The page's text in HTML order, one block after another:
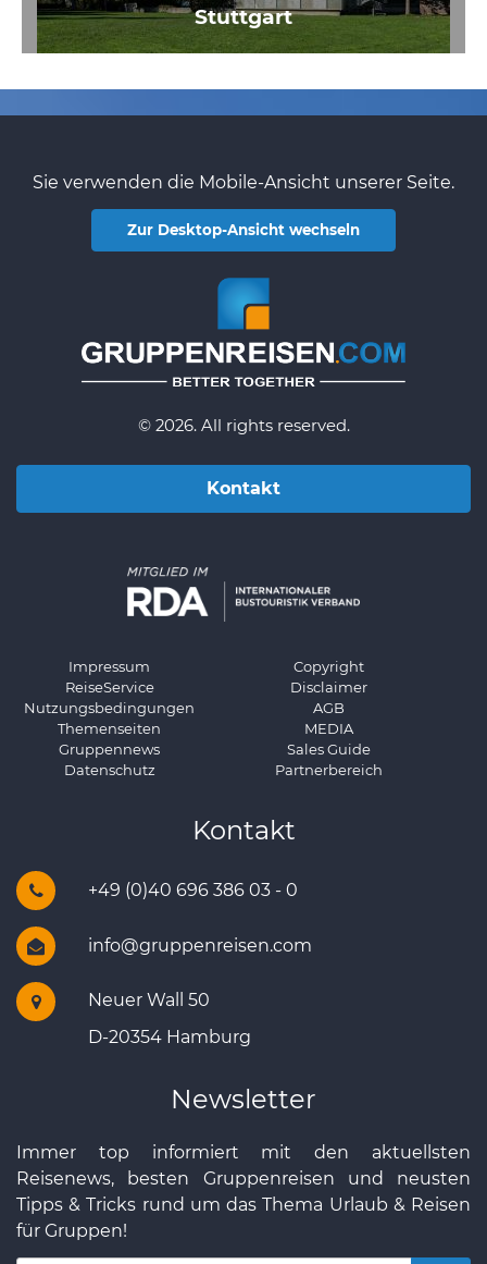
Stuttgart
Sie verwenden die Mobile-Ansicht unserer Seite.
Zur Desktop-Ansicht wechseln
© 2026. All rights reserved.
Kontakt
Impressum
ReiseService
Nutzungsbedingungen
Themenseiten
Gruppennews
Datenschutz
Copyright
Disclaimer
AGB
MEDIA
Sales Guide
Partnerbereich
Kontakt
+49 (0)40 696 386 03 - 0
info@gruppenreisen.com
Neuer Wall 50
D-20354 Hamburg
Newsletter
Immer top informiert mit den aktuellsten
Reisenews, besten Gruppenreisen und neusten
Tipps & Tricks rund um das Thema Urlaub & Reisen
für Gruppen!